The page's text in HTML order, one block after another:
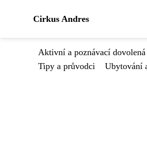
Cirkus Andres
Aktivní a poznávací dovolená
Tipy a průvodci
Ubytování